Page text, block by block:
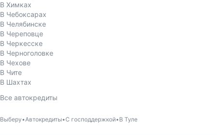
В Химках
В Чебоксарах
В Челябинске
В Череповце
В Черкесске
В Черноголовке
В Чехове
В Чите
В Шахтах
Все автокредиты
Выберу Автокредиты С господдержкой В Туле